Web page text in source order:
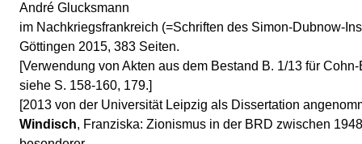
André Glucksmann
im Nachkriegsfrankreich (=Schriften des Simon-Dubnow-
Göttingen 2015, 383 Seiten.
[Verwendung von Akten aus dem Bestand B. 1/13 für
siehe S. 158-160, 179.]
[2013 von der Universität Leipzig als Dissertation
Windisch, Franziska: Zionismus in der BRD zwischen